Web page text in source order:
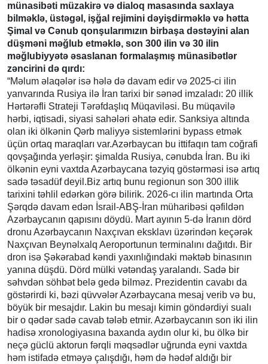
münasibəti müzakirə və dialoq masasında saxlaya
bilməklə, üstəgəl, işğal rejimini dəyişdirməklə və hətta
Şimal və Cənub qonşularımızın birbaşa dəstəyini alan
düşməni məğlub etməklə, son 300 ilin və 30 ilin
məğlubiyyətə əsaslanan formalaşmış münasibətlər
zəncirini də qırdı:
“Məlum əlaqələr isə hələ də davam edir və 2025-ci ilin
yanvarında Rusiya ilə İran tarixi bir sənəd imzaladı: 20 illik
Hərtərəfli Strateji Tərəfdaşlıq Müqaviləsi. Bu müqavilə
hərbi, iqtisadi, siyasi sahələri əhatə edir. Sanksiya altında
olan iki ölkənin Qərb maliyyə sistemlərini bypass etmək
üçün ortaq maraqları var.Azərbaycan bu ittifaqın tam coğrafi
qovşağında yerləşir: şimalda Rusiya, cənubda İran. Bu iki
ölkənin eyni vaxtda Azərbaycana təzyiq göstərməsi isə artıq
sadə təsadüf deyil.Biz artıq bunu regionun son 300 illik
tarixini təhlil edərkən görə bilirik. 2026-cı ilin martında Orta
Şərqdə davam edən İsrail-ABŞ-İran müharibəsi qəfildən
Azərbaycanın qapısını döydü. Mart ayının 5-də İranın dörd
dronu Azərbaycanın Naxçıvan eksklavı üzərindən keçərək
Naxçıvan Beynəlxalq Aeroportunun terminalını dağıtdı. Bir
dron isə Şəkərabad kəndi yaxınlığındaki məktəb binasının
yanına düşdü. Dörd mülki vətəndaş yaralandı. Sadə bir
səhvdən söhbət belə gedə bilməz. Prezidentin cavabı da
göstərirdi ki, bəzi qüvvələr Azərbaycana mesaj verib və bu,
böyük bir mesajdır. Lakin bu mesajı kimin göndərdiyi sualı
bir o qədər sadə cavab tələb etmir. Azərbaycanın son iki ilin
hadisə xronologiyasına baxanda aydın olur ki, bu ölkə bir
neçə güclü aktorun fərqli məqsədlər uğrunda eyni vaxtda
həm istifadə etməyə çalışdığı, həm də hədəf aldığı bir